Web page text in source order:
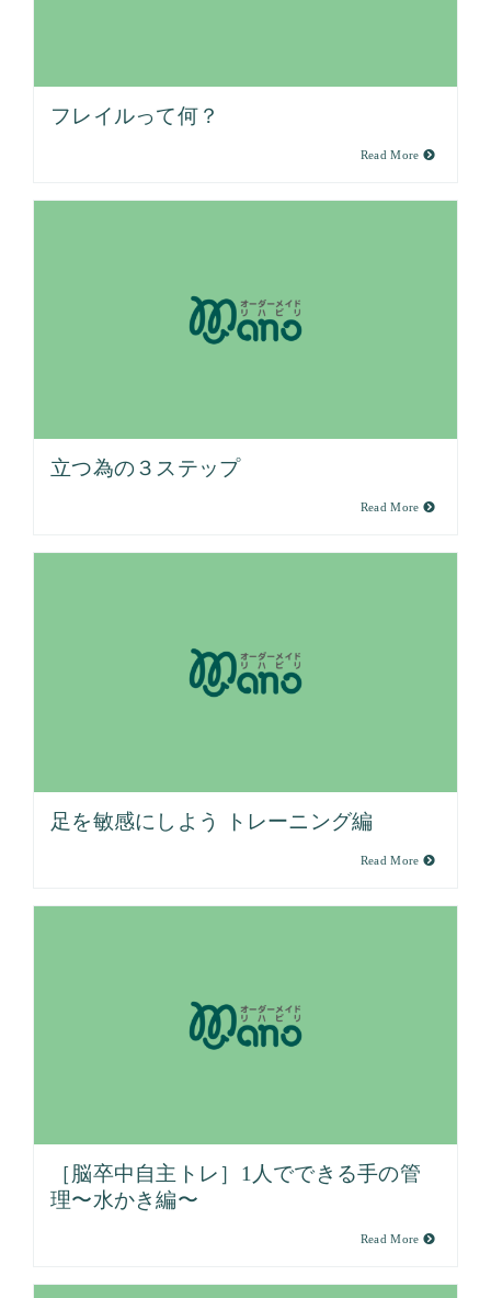
フレイルって何？
Read More
立つ為の３ステップ
Read More
足を敏感にしよう トレーニング編
Read More
［脳卒中自主トレ］1人でできる手の管
理〜水かき編〜
Read More